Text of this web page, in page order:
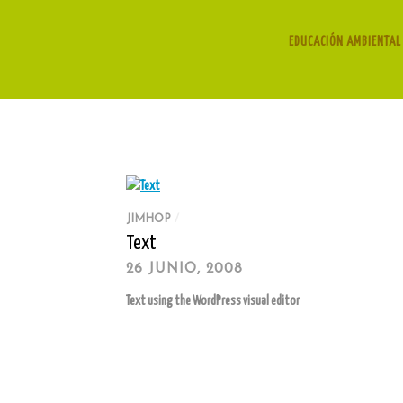
EDUCACIÓN
JIMHOP
Text
26 JUNIO, 2008
Text using the WordPress visual editor